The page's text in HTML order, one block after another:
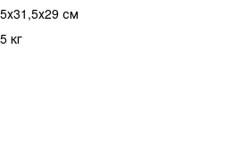
см
кг